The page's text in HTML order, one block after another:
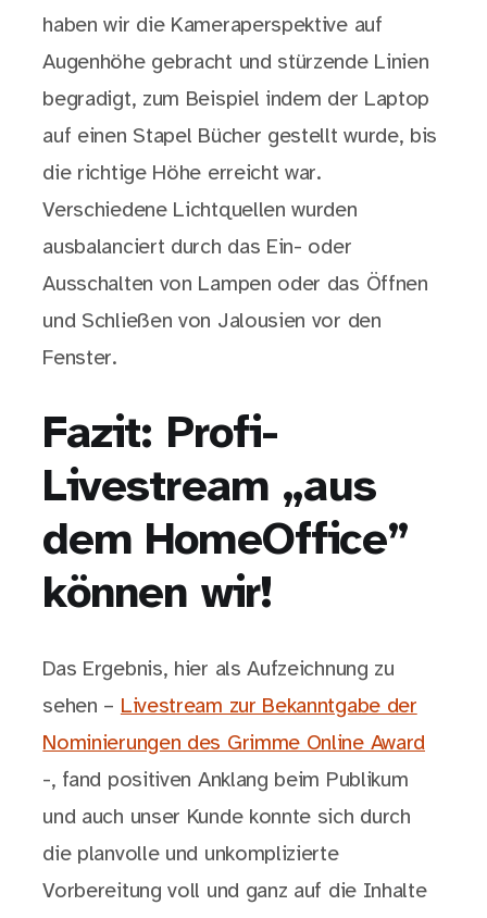
haben wir die Kameraperspektive auf
Augenhöhe gebracht und stürzende Linien
begradigt, zum Beispiel indem der Laptop
auf einen Stapel Bücher gestellt wurde, bis
die richtige Höhe erreicht war.
Verschiedene Lichtquellen wurden
ausbalanciert durch das Ein- oder
Ausschalten von Lampen oder das Öffnen
und Schließen von Jalousien vor den
Fenster.
Fazit: Profi-
Livestream „aus
dem HomeOffice”
können wir!
Das Ergebnis, hier als Aufzeichnung zu
sehen – Livestream zur Bekanntgabe der
Nominierungen des Grimme Online Award
-, fand positiven Anklang beim Publikum
und auch unser Kunde konnte sich durch
die planvolle und unkomplizierte
Vorbereitung voll und ganz auf die Inhalte